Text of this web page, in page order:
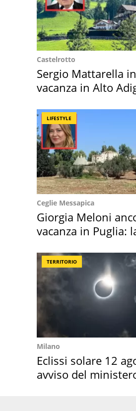
Castelrotto
Sergio Mattarella in
vacanza in Alto
LIFESTYLE
Ceglie Messapica
Giorgia Meloni
vacanza in Puglia:
TERRITORIO
Milano
Eclissi solare 12
avviso del